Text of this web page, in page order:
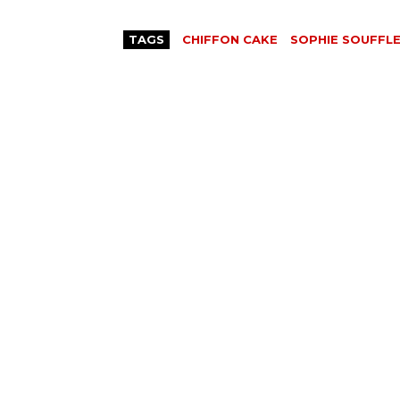
TAGS CHIFFON CAKE SOPHIE SOUFFLE